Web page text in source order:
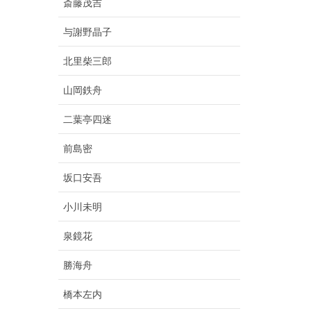
斎藤茂吉
与謝野晶子
北里柴三郎
山岡鉄舟
二葉亭四迷
前島密
坂口安吾
小川未明
泉鏡花
勝海舟
橋本左内